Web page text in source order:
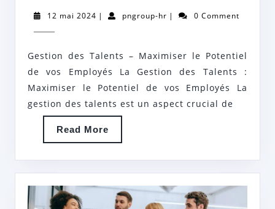
TALENTS
POUR
LA
VOTRE
ENTREPRISE
12 mai 2024 12| pngroup-hrpngroup-
| 0 Comment
Gestion des Talents – Maximiser le Potentiel
de vos Employés La Gestion des Talents :
Maximiser le Potentiel de vos Employés La
gestion des talents est un aspect crucial de
Read More
More